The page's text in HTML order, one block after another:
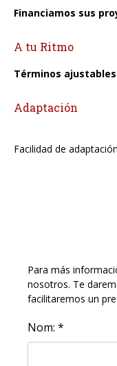
Financiamos sus
A tu Ritmo
Términos ajustables
Adaptación
Facilidad de
Para más
nosotros. Te
facilitaremos un
Nom: *